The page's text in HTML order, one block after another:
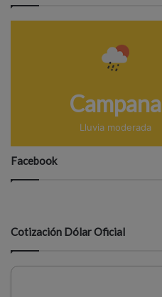
Campana
Lluvia moderada
Facebook
Cotización Dólar Oficial